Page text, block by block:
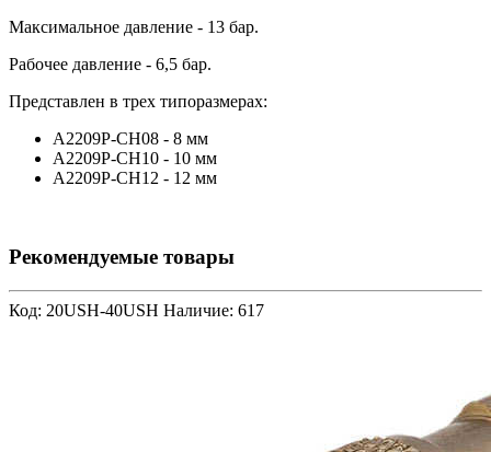
Максимальное давление - 13 бар.
Рабочее давление - 6,5 бар.
Представлен в трех типоразмерах:
A2209P-CH08 - 8 мм
A2209P-CH10 - 10 мм
A2209P-CH12 - 12 мм
Рекомендуемые товары
Код: 20USH-40USH Наличие: 617